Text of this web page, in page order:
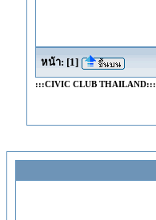
หน้า: [1]
:::CIVIC CLUB THAILAND:::